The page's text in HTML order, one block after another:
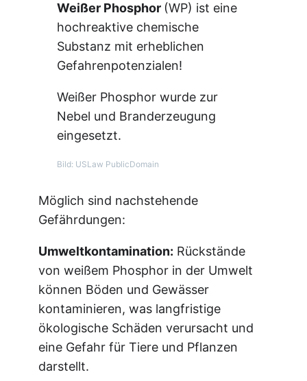
Weißer Phosphor (WP) ist eine
hochreaktive chemische
Substanz mit erheblichen
Gefahrenpotenzialen!
Weißer Phosphor wurde zur
Nebel und Branderzeugung
eingesetzt.
Bild: USLaw PublicDomain
Möglich sind nachstehende
Gefährdungen:
Umweltkontamination: Rückstände
von weißem Phosphor in der Umwelt
können Böden und Gewässer
kontaminieren, was langfristige
ökologische Schäden verursacht und
eine Gefahr für Tiere und Pflanzen
darstellt.